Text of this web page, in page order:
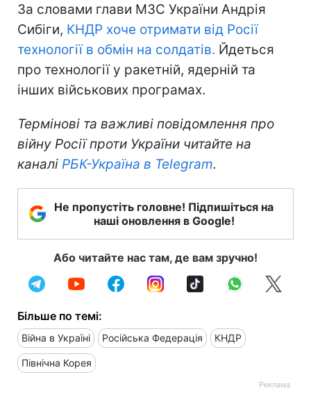
За словами глави МЗС України Андрія
Сибіги, КНДР хоче отримати від Росії
технології в обмін на солдатів. Йдеться
про технології у ракетній, ядерній та
інших військових програмах.
Термінові та важливі повідомлення про
війну Росії проти України читайте на
каналі РБК-Україна в Telegram.
Не пропустіть головне! Підпишіться на
наші оновлення в Google!
Або читайте нас там, де вам зручно!
Більше по темі:
Війна в Україні Російська Федерація КНДР
Північна Корея